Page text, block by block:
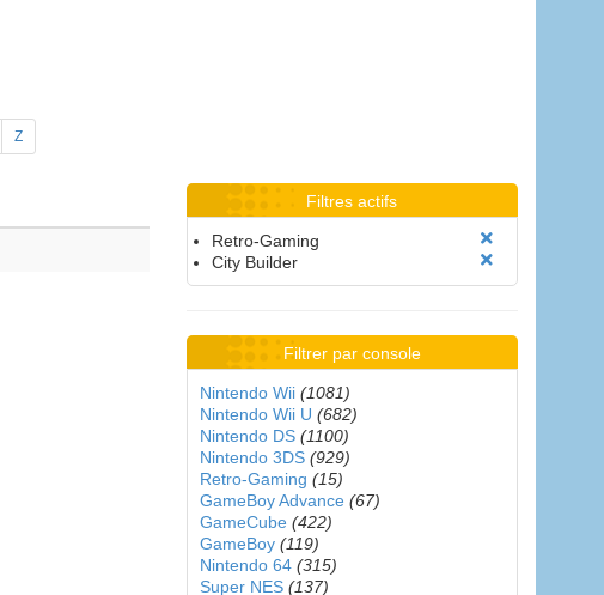
Z
Filtres actifs
Retro-Gaming
City Builder
Filtrer par console
Nintendo Wii (1081)
Nintendo Wii U (682)
Nintendo DS (1100)
Nintendo 3DS (929)
Retro-Gaming (15)
GameBoy Advance (67)
GameCube (422)
GameBoy (119)
Nintendo 64 (315)
Super NES (137)